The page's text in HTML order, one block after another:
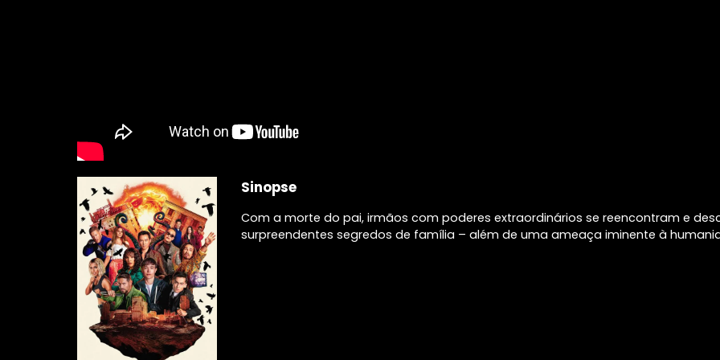
Sinopse
Com a morte do pai, irmãos com poderes extraordinários se reencontram e
surpreendentes segredos de família – além de uma ameaça iminente à